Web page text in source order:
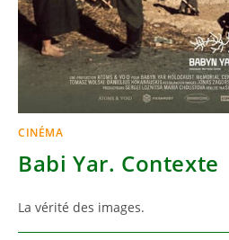
CINÉMA
Babi Yar. Contexte
La vérité des images.